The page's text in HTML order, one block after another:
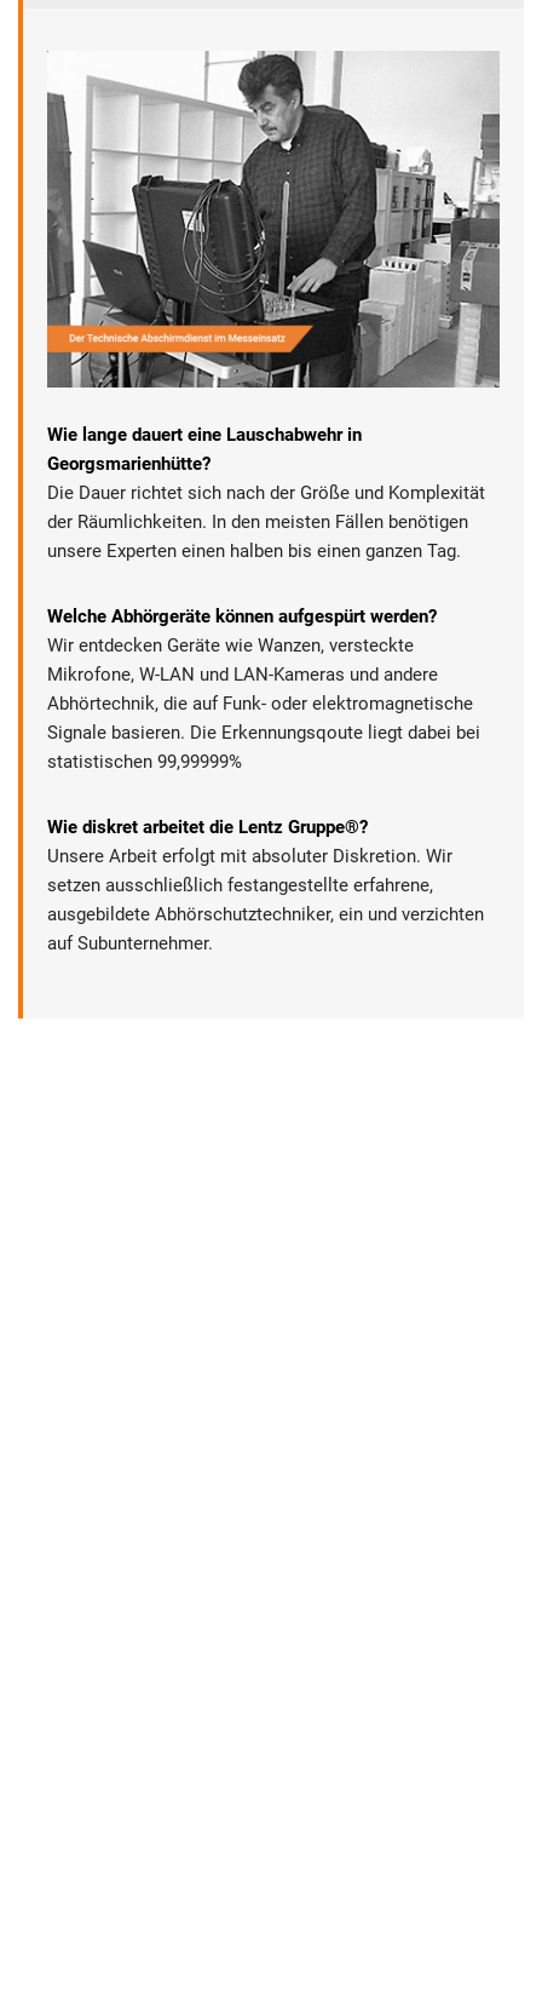
Wie lange dauert eine Lauschabwehr in
Georgsmarienhütte?
Die Dauer richtet sich nach der Größe und Komplexität
der Räumlichkeiten. In den meisten Fällen benötigen
unsere Experten einen halben bis einen ganzen Tag.
Welche Abhörgeräte können aufgespürt werden?
Wir entdecken Geräte wie Wanzen, versteckte
Mikrofone, W-LAN und LAN-Kameras und andere
Abhörtechnik, die auf Funk- oder elektromagnetische
Signale basieren. Die Erkennungsqoute liegt dabei bei
statistischen 99,99999%
Wie diskret arbeitet die Lentz Gruppe®?
Unsere Arbeit erfolgt mit absoluter Diskretion. Wir
setzen ausschließlich festangestellte erfahrene,
ausgebildete Abhörschutztechniker, ein und verzichten
auf Subunternehmer.